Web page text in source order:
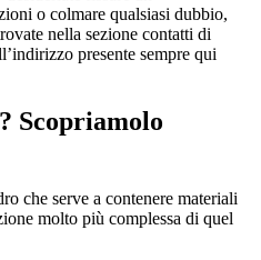
o colmare qualsiasi dubbio,
nella sezione contatti di
presente sempre qui
Scopriamolo
che serve a contenere materiali
molto più complessa di quel